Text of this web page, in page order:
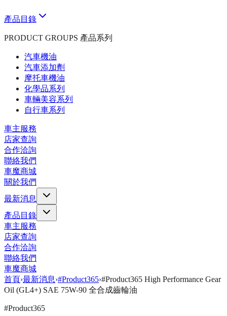
產品目錄
PRODUCT GROUPS 產品系列
汽車機油
汽車添加劑
摩托車機油
化學品系列
車輛美容系列
自行車系列
車主服務
店家查詢
合作洽詢
聯絡我們
車魔商城
關於我們
最新消息
產品目錄
車主服務
店家查詢
合作洽詢
聯絡我們
車魔商城
首頁›最新消息›#Product365›#Product365 High Performance Gear
Oil (GL4+) SAE 75W-90 全合成齒輪油
#Product365